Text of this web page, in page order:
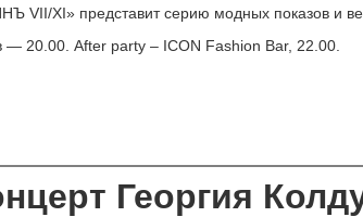
VII/XI» представит серию модных показов и
— 20.00. After party – ICON Fashion Bar, 22.00.
Георгия